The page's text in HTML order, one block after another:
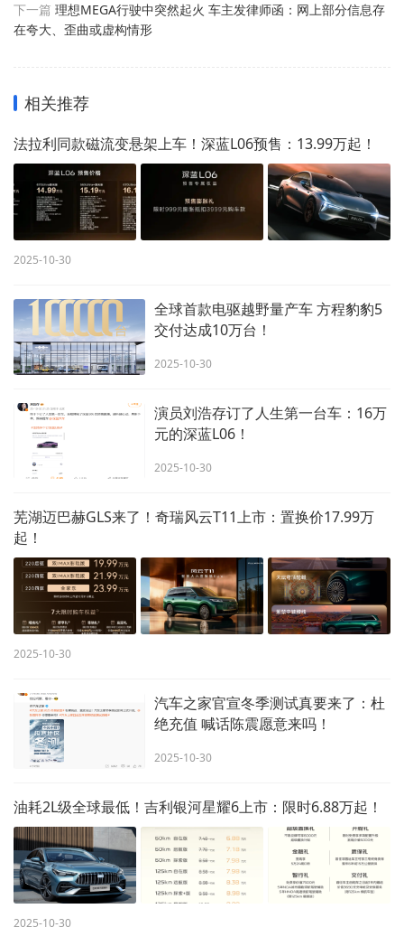
下一篇 理想MEGA行驶中突然起火 车主发律师函：网上部分信息存
在夸大、歪曲或虚构情形
相关推荐
法拉利同款磁流变悬架上车！深蓝L06预售：13.99万起！
2025-10-30
全球首款电驱越野量产车 方程豹豹5
交付达成10万台！
2025-10-30
演员刘浩存订了人生第一台车：16万
元的深蓝L06！
2025-10-30
芜湖迈巴赫GLS来了！奇瑞风云T11上市：置换价17.99万
起！
2025-10-30
汽车之家官宣冬季测试真要来了：杜
绝充值 喊话陈震愿意来吗！
2025-10-30
油耗2L级全球最低！吉利银河星耀6上市：限时6.88万起！
2025-10-30